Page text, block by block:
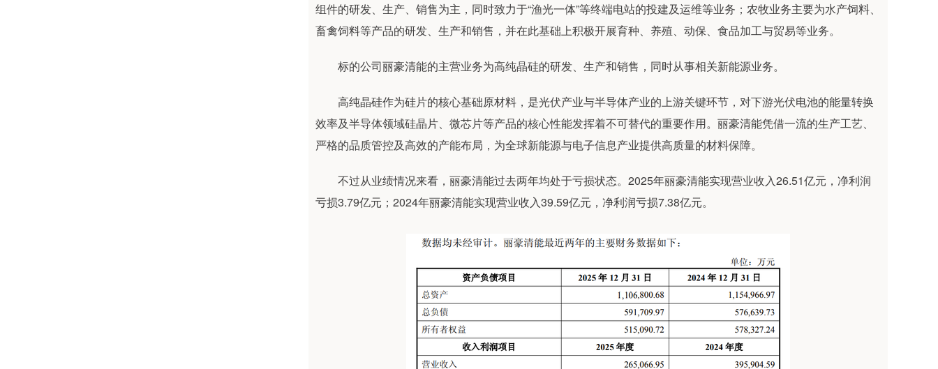
组件的研发、生产、销售为主，同时致力于“渔光一体”等终端电站的投建及运维等业务；农牧业务主要为水产饲料、
畜禽饲料等产品的研发、生产和销售，并在此基础上积极开展育种、养殖、动保、食品加工与贸易等业务。
标的公司丽豪清能的主营业务为高纯晶硅的研发、生产和销售，同时从事相关新能源业务。
高纯晶硅作为硅片的核心基础原材料，是光伏产业与半导体产业的上游关键环节，对下游光伏电池的能量转换
效率及半导体领域硅晶片、微芯片等产品的核心性能发挥着不可替代的重要作用。丽豪清能凭借一流的生产工艺、
严格的品质管控及高效的产能布局，为全球新能源与电子信息产业提供高质量的材料保障。
不过从业绩情况来看，丽豪清能过去两年均处于亏损状态。2025年丽豪清能实现营业收入26.51亿元，净利润
亏损3.79亿元；2024年丽豪清能实现营业收入39.59亿元，净利润亏损7.38亿元。